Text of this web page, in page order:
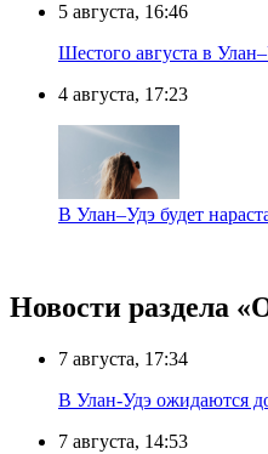
5 августа, 16:46
Шестого августа в
4 августа, 17:23
В Улан–Удэ будет
Новости раздела
7 августа, 17:34
В Улан-Удэ ожидаются
7 августа, 14:53